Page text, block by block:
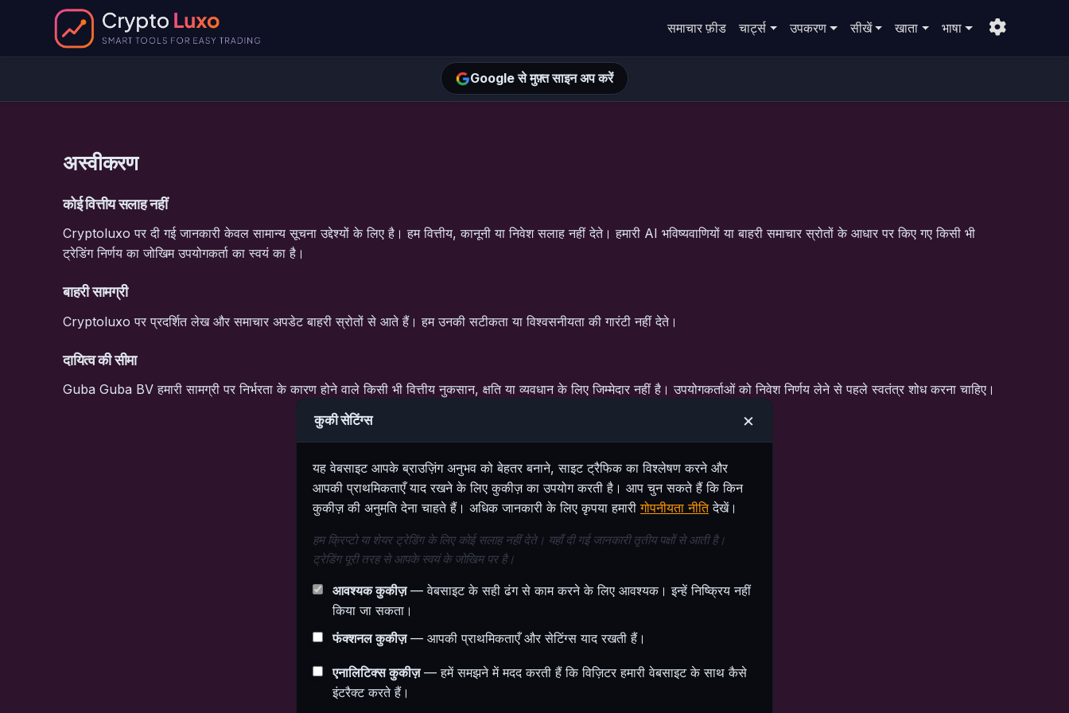
समाचार फ़ीड चार्ट्स उपकरण सीखें खाता भाषा
Google से मुफ़्त साइन अप करें
अस्वीकरण
कोई वित्तीय सलाह नहीं
Cryptoluxo पर दी गई जानकारी केवल सामान्य सूचना उद्देश्यों के लिए है। हम वित्तीय, कानूनी या निवेश सलाह नहीं देते। हमारी AI भविष्यवाणियों या बाहरी समाचार स्रोतों के आधार पर किए गए किसी भी
ट्रेडिंग निर्णय का जोखिम उपयोगकर्ता का स्वयं का है।
बाहरी सामग्री
Cryptoluxo पर प्रदर्शित लेख और समाचार अपडेट बाहरी स्रोतों से आते हैं। हम उनकी सटीकता या विश्वसनीयता की गारंटी नहीं देते।
दायित्व की सीमा
Guba Guba BV हमारी सामग्री पर निर्भरता के कारण होने वाले किसी भी वित्तीय नुकसान, क्षति या व्यवधान के लिए जिम्मेदार नहीं है। उपयोगकर्ताओं को निवेश निर्णय लेने से पहले स्वतंत्र शोध करना चाहिए।
कुकी सेटिंग्स ×
यह वेबसाइट आपके ब्राउज़िंग अनुभव को बेहतर बनाने, साइट ट्रैफिक का विश्लेषण करने और
आपकी प्राथमिकताएँ याद रखने के लिए कुकीज़ का उपयोग करती है। आप चुन सकते हैं कि किन
कुकीज़ की अनुमति देना चाहते हैं। अधिक जानकारी के लिए कृपया हमारीगोपनीयता नीतिदेखें।
हम क्रिप्टो या शेयर ट्रेडिंग के लिए कोई सलाह नहीं देते। यहाँ दी गई जानकारी तृतीय पक्षों से आती है।
ट्रेडिंग पूरी तरह से आपके स्वयं के जोखिम पर है।
आवश्यक कुकीज़— वेबसाइट के सही ढंग से काम करने के लिए आवश्यक। इन्हें निष्क्रिय नहीं
किया जा सकता।
फंक्शनल कुकीज़— आपकी प्राथमिकताएँ और सेटिंग्स याद रखती हैं।
एनालिटिक्स कुकीज़— हमें समझने में मदद करती हैं कि विज़िटर हमारी वेबसाइट के साथ कैसे
इंटरैक्ट करते हैं।